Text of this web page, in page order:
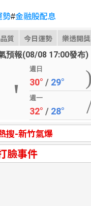
勢#金融股配息
質 今日運勢 樂透開獎
預報(08/08 17:00發布)
週日
30° / 29°
週一
32° / 28°
搜-新竹氣爆
臉事件